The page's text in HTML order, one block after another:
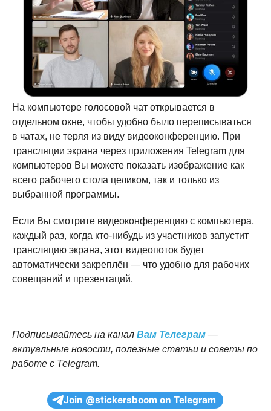
На компьютере голосовой чат открывается в
отдельном окне, чтобы удобно было переписываться
в чатах, не теряя из виду видеоконференцию. При
трансляции экрана через приложения Telegram для
компьютеров Вы можете показать изображение как
всего рабочего стола целиком, так и только из
выбранной программы.
Если Вы смотрите видеоконференцию с компьютера,
каждый раз, когда кто-нибудь из участников запустит
трансляцию экрана, этот видеопоток будет
автоматически закреплён — что удобно для рабочих
совещаний и презентаций.
Подписывайтесь на канал Вам Телеграм—
актуальные новости, полезные статьи и советы по
работе с Telegram.
Join @stickersboom on Telegram